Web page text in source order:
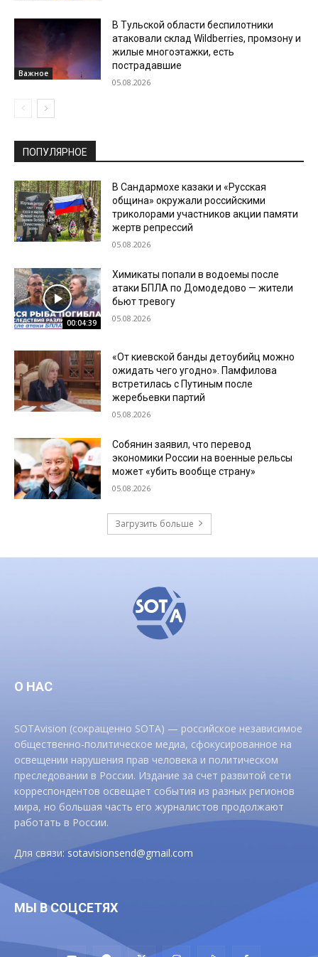
Важное
В Тульской области беспилотники
атаковали склад Wildberries, промзону и
жилые многоэтажки, есть
пострадавшие
05.08.2026
ПОПУЛЯРНОЕ
В Сандармохе казаки и «Русская
община» окружали российскими
триколорами участников акции памяти
жертв репрессий
05.08.2026
00:04:39
Химикаты попали в водоемы после
атаки БПЛА по Домодедово — жители
бьют тревогу
05.08.2026
«От киевской банды детоубийц можно
ожидать чего угодно». Памфилова
встретилась с Путиным после
жеребьевки партий
05.08.2026
Собянин заявил, что перевод
экономики России на военные рельсы
может «убить вообще страну»
05.08.2026
Загрузить больше
О НАС
SOTAvision (сокращенно SOTA) — российское независимое
общественно-политическое медиа, сфокусированное на
освещении нарушения прав человека и политическом
преследовании в России. Издание за счет развитой сети
корреспондентов освещает события из разных регионов
мира, но большая часть его журналистов продолжают
работать в России.
Для связи:sotavisionsend@gmail.com
МЫ В СОЦСЕТЯХ